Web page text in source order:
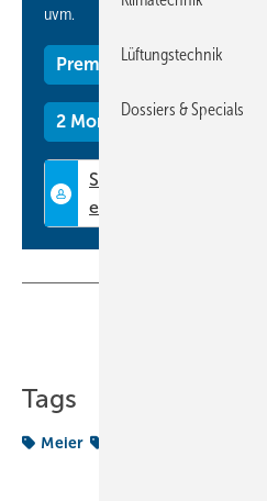
uvm.
Premium Mitgliedschaft
2 Monate kostenlos testen
Tags
Meier
Lüftungstechnik
Dossiers & Specials